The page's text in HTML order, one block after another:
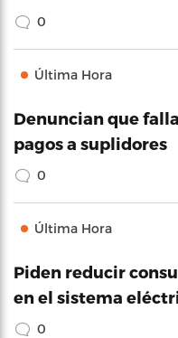
0
Última Hora
Denuncian que
pagos a suplidores
0
Última Hora
Piden reducir
en el sistema
0